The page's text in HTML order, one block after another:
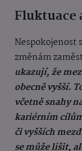
Fluktuace
Nespokojenost
změnám
ukazují, že
obecně vyšší.
včetně snahy
kariérním
či vyšších
se může lišit,